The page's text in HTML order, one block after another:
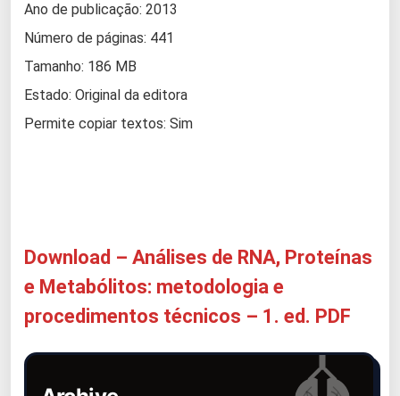
Ano de publicação: 2013
Número de páginas: 441
Tamanho: 186 MB
Estado: Original da editora
Permite copiar textos: Sim
Download – Análises de RNA, Proteínas
e Metabólitos: metodologia e
procedimentos técnicos – 1. ed. PDF